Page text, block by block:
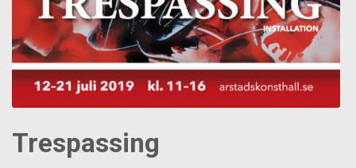
Trespassing